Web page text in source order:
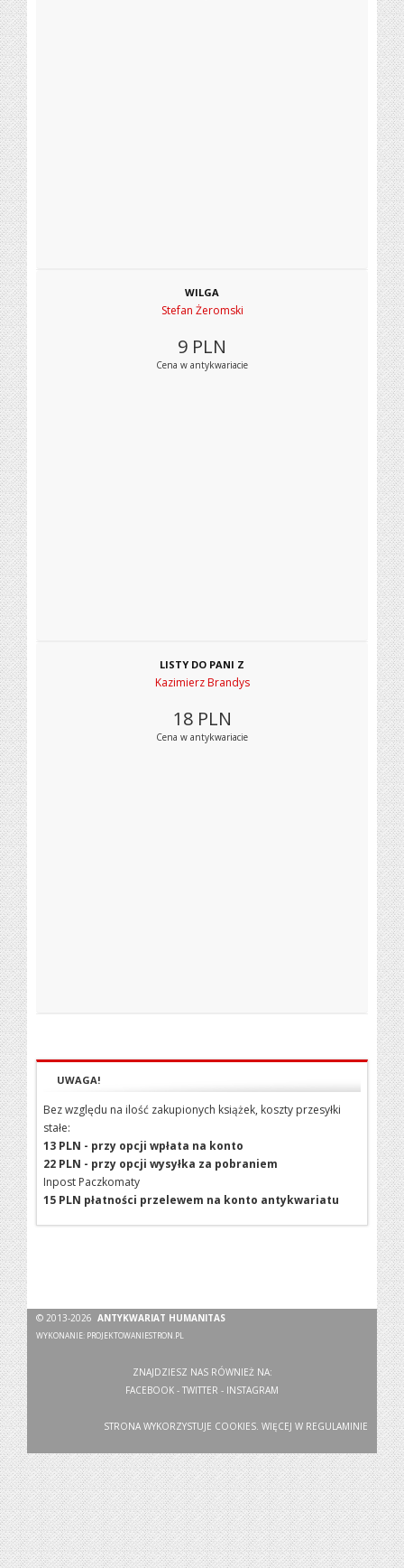
WILGA
Stefan Żeromski
9 PLN
Cena w antykwariacie
LISTY DO PANI Z
Kazimierz Brandys
18 PLN
Cena w antykwariacie
UWAGA!
Bez względu na ilość zakupionych książek, koszty przesyłki
stałe:
13 PLN - przy opcji wpłata na konto
22 PLN - przy opcji wysyłka za pobraniem
Inpost Paczkomaty
15 PLN płatności przelewem na konto antykwariatu
© 2013-2026ANTYKWARIAT HUMANITAS
WYKONANIE: PROJEKTOWANIESTRON.PL
ZNAJDZIESZ NAS RÓWNIEŻ NA:
FACEBOOK - TWITTER - INSTAGRAM
STRONA WYKORZYSTUJE COOKIES. WIĘCEJ W REGULAMINIE